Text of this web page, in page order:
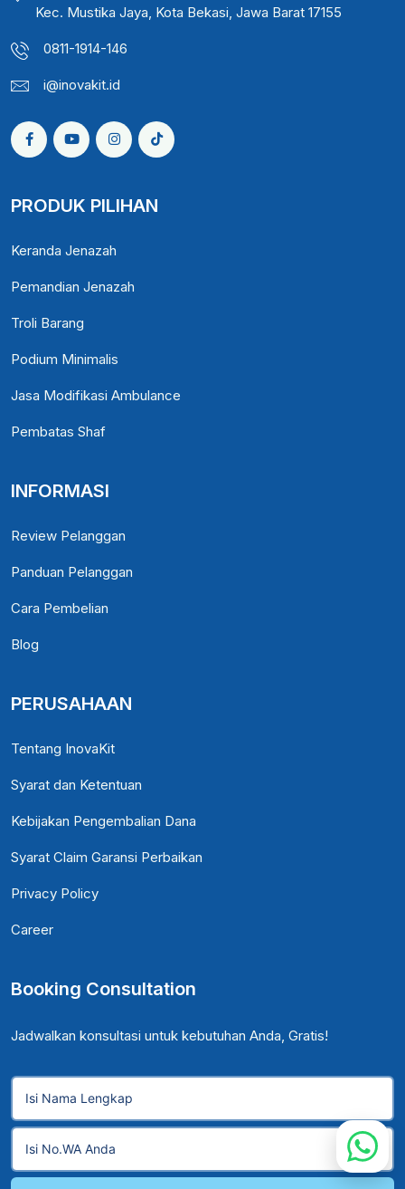
Kec. Mustika Jaya, Kota Bekasi, Jawa Barat 17155
0811-1914-146
i@inovakit.id
PRODUK PILIHAN
Keranda Jenazah
Pemandian Jenazah
Troli Barang
Podium Minimalis
Jasa Modifikasi Ambulance
Pembatas Shaf
INFORMASI
Review Pelanggan
Panduan Pelanggan
Cara Pembelian
Blog
PERUSAHAAN
Tentang InovaKit
Syarat dan Ketentuan
Kebijakan Pengembalian Dana
Syarat Claim Garansi Perbaikan
Privacy Policy
Career
Booking Consultation
Jadwalkan konsultasi untuk kebutuhan Anda, Gratis!